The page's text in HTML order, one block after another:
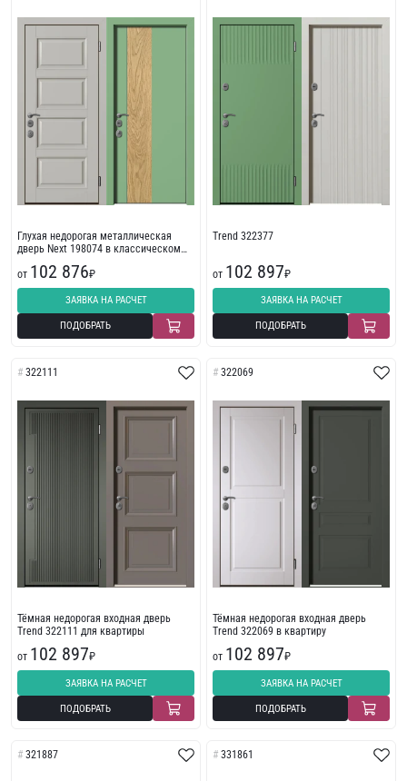
Глухая недорогая металлическая
дверь Next 198074 в классическом
от 102 876₽
ЗАЯВКА НА РАСЧЕТ
ПОДОБРАТЬ
Trend 322377
от 102 897₽
ЗАЯВКА НА РАСЧЕТ
ПОДОБРАТЬ
322111
Тёмная недорогая входная дверь
Trend 322111 для квартиры
от 102 897₽
ЗАЯВКА НА РАСЧЕТ
ПОДОБРАТЬ
322069
Тёмная недорогая входная дверь
Trend 322069 в квартиру
от 102 897₽
ЗАЯВКА НА РАСЧЕТ
ПОДОБРАТЬ
321887 331861